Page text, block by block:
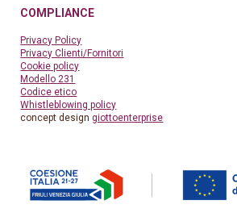
COMPLIANCE
Privacy Policy
Privacy Clienti/Fornitori
Cookie policy
Modello 231
Codice etico
Whistleblowing policy
concept design giottoenterprise